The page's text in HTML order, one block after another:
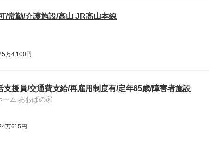
/常勤/介護施設/高山 JR高山本線
万4,100円
支援員/交通費支給/再雇用制度有/定年65歳/障害者施設
ーム あおばの家
万615円